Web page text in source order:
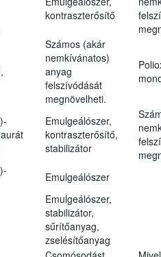
kontraszterősítő
Számos (akár
nemkívánatos)
anyag
felszívódását
megnövelheti.
Emulgeálószer,
kontraszterősítő,
stabilizátor
Emulgeálószer
Emulgeálószer,
stabilizátor,
sűrítőanyag,
zselésítőanyag